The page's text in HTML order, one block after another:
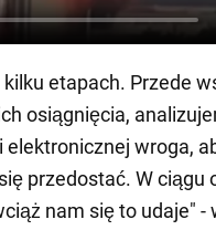
etapach. Przede
osiągnięcia,
wroga,
przedostać. W ciągu
nam się to udaje" -